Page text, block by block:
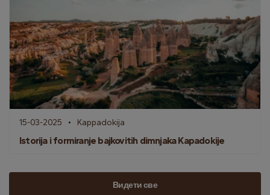
15-03-2025 Kappadokija
Istorija i formiranje bajkovitih dimnjaka Kapadokije
Видети све